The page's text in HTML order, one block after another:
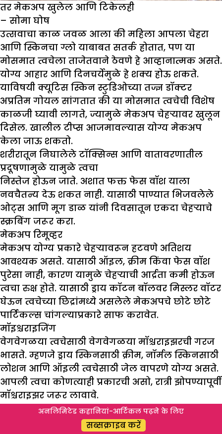
तर मेकअप खुलेल आणि टिकेलही
– सोमा घोष
उत्सवाचा काळ जवळ आला की महिला आपला चेहरा
आणि स्किनचा ग्लो याबाबत सतर्क होतात, पण या
मोसमात त्वचेला ताजेतवाने ठेवणे हे आव्हानात्मक असते.
योग्य आहार आणि दिनचर्येमुळे हे शक्य होऊ शकते.
याविषयी क्यूटिस स्किन स्टुडिओच्या तज्ज्ञ डॉक्टर
अप्रतिम गोयल सांगतात की या मोसमात त्वचेची विशेष
काळजी घ्यावी लागते, ज्यामुळे मेकअप चेहऱ्यावर खुलून
दिसेल. खालील टीप्स आजमावल्यास योग्य मेकअप
केला जाऊ शकतो.
शरीरातून निघालेले टॉक्सिन्स आणि वातावरणातील
प्रदूषणामुळे यामुळे त्वचा
निस्तेज होऊन जाते. अशात फक्त फेस वॉश याला
नवचैतन्य देऊ शकत नाही. यासाठी पाण्यात भिजवलेले
ओट्स आणि मूग डाळ यांनी दिवसातून एकदा चेहऱ्याचे
स्क्रबिंग जरूर करा.
मेकअप रिमूव्हर
मेकअप योग्य प्रकारे चेहऱ्यावरून हटवणे अतिशय
आवश्यक असते. यासाठी ऑइल, क्रीम किंवा फेस वॉश
पुरेसा नाही, कारण यामुळे चेहऱ्याची आर्द्रता कमी होऊन
त्वचा रुक्ष होते. यासाठी ड्राय कॉटन बॉलवर मिस्लर वॉटर
घेऊन त्वचेच्या छिद्रांमध्ये असलेले मेकअपचे छोटे छोटे
पार्टिकल्स चांगल्याप्रकारे साफ करावेत.
मॉइश्चराइजिंग
वेगवेगळया त्वचेसाठी वेगवेगळया मॉश्चराइझरची गरज
भासते. म्हणजे ड्राय स्किनसाठी क्रीम, नॉर्मल स्किनसाठी
लोशन आणि ऑइली त्वचेसाठी जेल वापरणे योग्य असते.
आपली त्वचा कोणत्याही प्रकारची असो, रात्री झोपण्यापूर्वी
मॉश्चराइझर जरूर लावावे.
या ऋतूत चेहऱ्यावर फ्रुट मास्क लावल्याने खूप छान
अनलिमिटेड कहानियां-आर्टिकल पढ़ने के लिए
सब्सक्राइब करें